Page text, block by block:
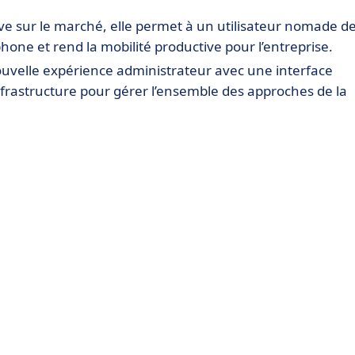
sur le marché, elle permet à un utilisateur nomade
et rend la mobilité productive pour l’entreprise.
expérience administrateur avec une interface
pour gérer l’ensemble des approches de la